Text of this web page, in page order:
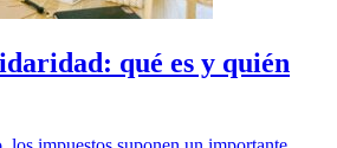
qué es y quién